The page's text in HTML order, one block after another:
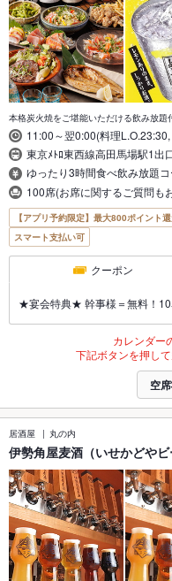
本格炭火焼をご堪能いただける飲み放題
11:00～翌0:00(料理
東京ﾒﾄﾛ東西線高田馬場駅1出
ゆったり3時間食べ飲み放題
100席(お席に関するご質問も
【アプリ予約限定】最大800ポイント
スマート支払い可
クーポン
★宴会特典★ 幹事様＝無料！
カレンダー
下記ボタンを押し
空
居酒屋 丸の内
伊勢角屋麦酒（いせかどや